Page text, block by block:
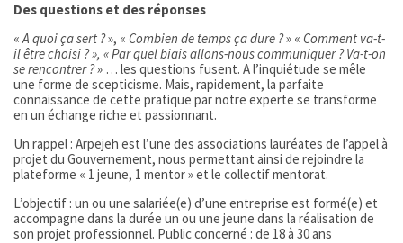
Des questions et des réponses
«A quoi ça sert ?», « Combien de temps ça dure ?» « Comment va-t-
il être choisi ? », « Par quel biais allons-nous communiquer ? Va-t-on
se rencontrer ?» … les questions fusent. A l’inquiétude se mêle
une forme de scepticisme. Mais, rapidement, la parfaite
connaissance de cette pratique par notre experte se transforme
en un échange riche et passionnant.
Un rappel : Arpejeh est l’une des associations lauréates de l’appel à
projet du Gouvernement, nous permettant ainsi de rejoindre la
plateforme « 1 jeune, 1 mentor » et le collectif mentorat.
L’objectif : un ou une salariée(e) d’une entreprise est formé(e) et
accompagne dans la durée un ou une jeune dans la réalisation de
son projet professionnel. Public concerné : de 18 à 30 ans